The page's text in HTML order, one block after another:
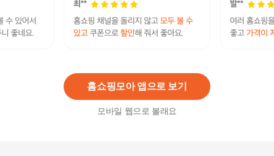
홈쇼핑모아 앱으로 보기
모바일 웹으로 볼래요
아다바트화이트 남성 반팔티 161 택1 골프웨어 카
7%43,620원